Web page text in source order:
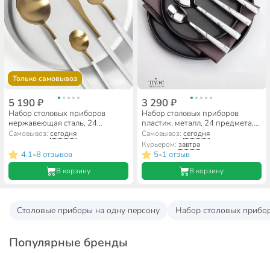
Только самовывоз
5 190 ₽
Набор столовых приборов
нержавеющая сталь, 24
предмета, подарочная
упаковка, Белый с золотым, Y6-
10263
Самовывоз:сегодня
4.1•8 отзывов
В корзину
3 290 ₽
Набор столовых приборов
пластик, металл, 24 предмета,
белый мрамор, глянец,
B020149
Самовывоз: сегодня
Курьером: завтра
5•1 отзыв
В корзину
Столовые приборы на одну персону Набор столовых
Популярные бренды